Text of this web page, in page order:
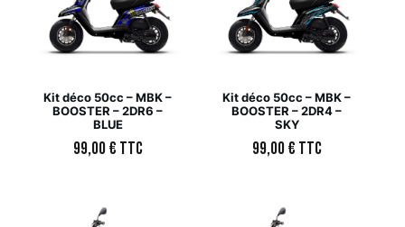
Kit déco 50cc – MBK –
BOOSTER – 2DR6 –
BLUE
99,00€ TTC
Kit déco 50cc – MBK –
BOOSTER – 2DR4 –
SKY
99,00€ TTC